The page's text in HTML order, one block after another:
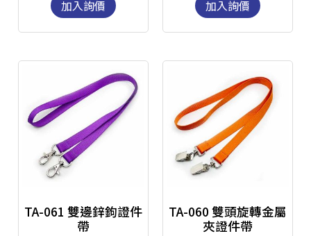
加入詢價 加入詢價
TA-061 雙邊鋅鉤證件
帶
TA-060 雙頭旋轉金屬
夾證件帶